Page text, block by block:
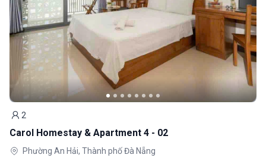
Khách
2
Carol Homestay & Apartment 4 - 02
Phường An Hải, Thành phố Đà Nẵng